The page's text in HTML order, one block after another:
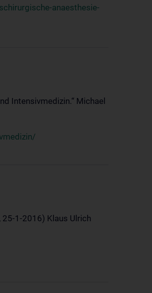
anaesthesie-
Intensivmedizin.“ Michael
25-1-2016) Klaus Ulrich